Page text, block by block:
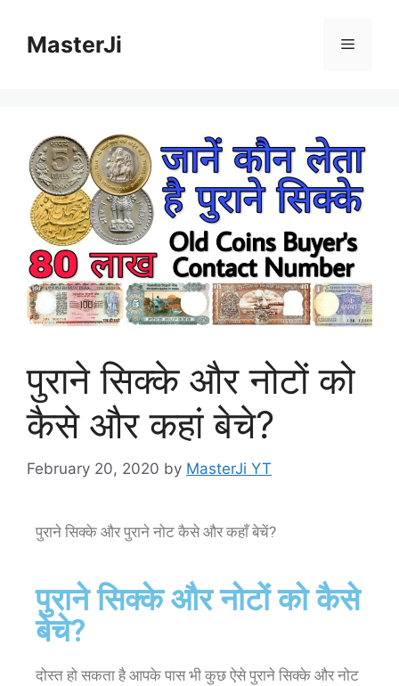
MasterJi
पुराने सिक्के और नोटों को
कैसे और कहां बेचे?
February 20, 2020 by MasterJi YT
पुराने सिक्के और पुराने नोट कैसे और कहाँ बेचें?
पुराने सिक्के और नोटों को कैसे
बेचे?
दोस्त हो सकता है आपके पास भी कुछ ऐसे पुराने सिक्के और नोट